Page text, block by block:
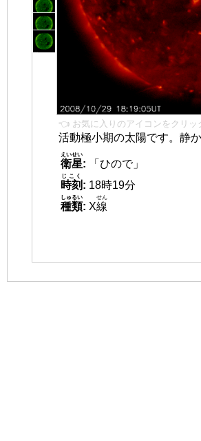
👈 お気に入りのアイコンをクリッ
活動極小期の太陽です。静
衛星
えいせい
:
「ひので」
時刻
じこく
: 18時19分
種類
しゅるい
: X線
せん